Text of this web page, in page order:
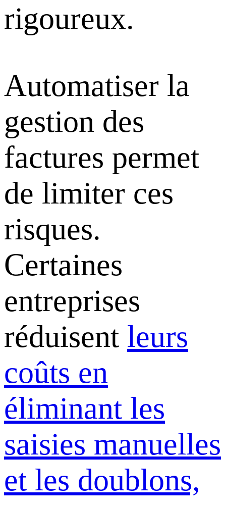
rigoureux.
Automatiser la
gestion des
factures permet
de limiter ces
risques.
Certaines
entreprises
réduisent leurs
coûts en
éliminant les
saisies manuelles
et les doublons,